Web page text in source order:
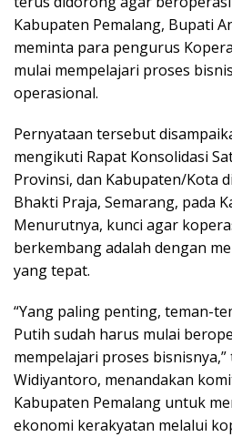
Kabupaten Pemalang, Bupati
meminta para pengurus
mulai mempelajari proses
operasional.
Pernyataan tersebut
mengikuti Rapat Konsolidasi
Provinsi, dan Kabupaten/Kota
Bhakti Praja, Semarang, pada
Menurutnya, kunci agar
berkembang adalah dengan
yang tepat.
“Yang paling penting, teman-
Putih sudah harus mulai
mempelajari proses bisnisnya,”
Widiyantoro, menandakan
Kabupaten Pemalang untuk
ekonomi kerakyatan melalui